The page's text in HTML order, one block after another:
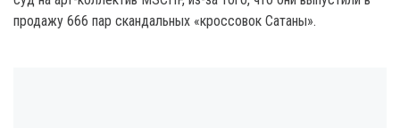
продажу 666 пар скандальных «кроссовок Сатаны».